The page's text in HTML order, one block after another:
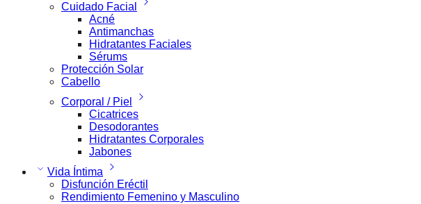
Cuidado Facial
Acné
Antimanchas
Hidratantes Faciales
Sérums
Protección Solar
Cabello
Corporal / Piel
Cicatrices
Desodorantes
Hidratantes Corporales
Jabones
Vida Íntima
Disfunción Eréctil
Rendimiento Femenino y Masculino